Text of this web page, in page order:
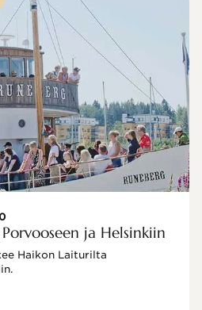
ja Helsinkiin
Haikon Laiturilta